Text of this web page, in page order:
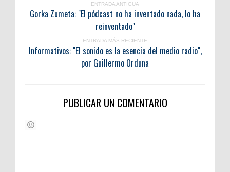
ENTRADA ANTIGUA
Gorka Zumeta: "El pódcast no ha inventado nada, lo ha
reinventado"
ENTRADA MÁS RECIENTE
Informativos: "El sonido es la esencia del medio radio",
por Guillermo Orduna
PUBLICAR UN COMENTARIO